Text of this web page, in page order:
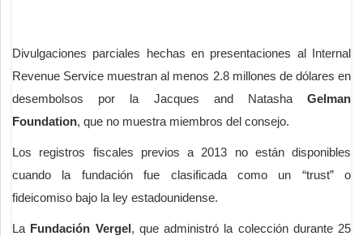
Divulgaciones parciales hechas en presentaciones al Internal
Revenue Service muestran al menos 2.8 millones de dólares en
desembolsos por la Jacques and Natasha Gelman
Foundation, que no muestra miembros del consejo.
Los registros fiscales previos a 2013 no están disponibles
cuando la fundación fue clasificada como un “trust” o
fideicomiso bajo la ley estadounidense.
La Fundación Vergel, que administró la colección durante 25